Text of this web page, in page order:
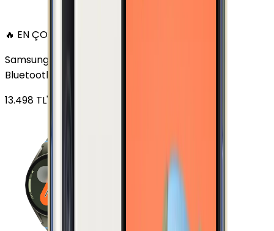
🔥 EN ÇOK SATAN
Samsung Galaxy Watch 7 Alüminyum 40 mm
Bluetooth Wi-Fi Yeşil
13.498 TL'den